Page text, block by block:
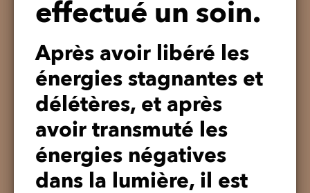
effectué un soin.
Après avoir libéré les
énergies stagnantes et
délétères, et après
avoir transmuté les
énergies négatives
dans la lumière, il est